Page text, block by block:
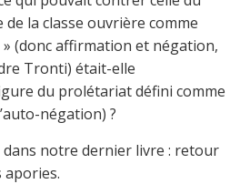
la classe ouvrière comme
» (donc affirmation et négation,
Tronti) était-elle
du prolétariat défini comme
négation) ?
dans notre dernier livre : retour
apories.